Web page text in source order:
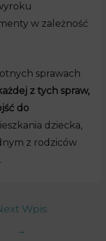
w zależność
sprawach
z tych spraw,
do
dziecka,
z rodziców
Wpis
→